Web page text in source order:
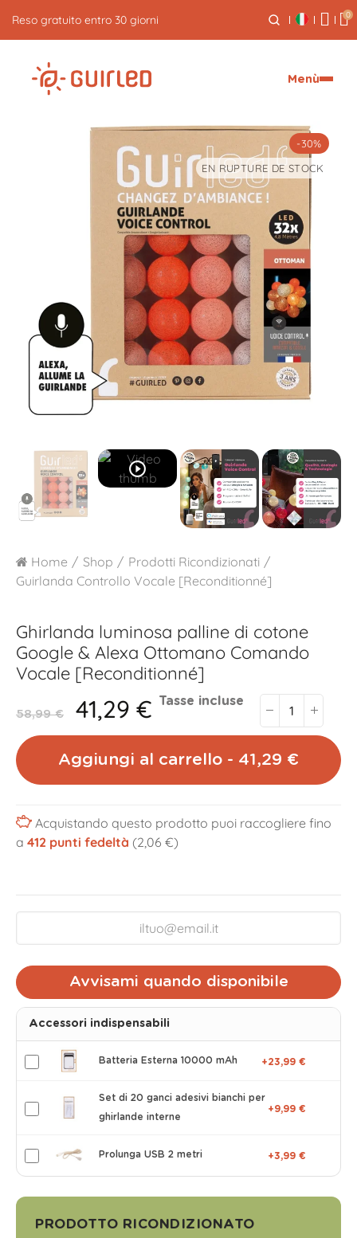
0
Menù
-30%
EN RUPTURE DE STOCK
play_circle_outline
Home Shop
Prodotti Ricondizionati
Guirlanda Controllo Vocale [Reconditionné]
Ghirlanda luminosa palline di cotone
Google & Alexa Ottomano Comando
Vocale [Reconditionné]
58,99 € 41,29 € Tasse incluse
Aggiungi al carrello - 41,29 €
Acquistando questo prodotto puoi raccogliere fino
a 412 punti fedeltà (2,06 €)
Avvisami quando disponibile
Accessori indispensabili
Batteria Esterna 10000 mAh +23,99 €
Set di 20 ganci adesivi bianchi per
ghirlande interne
+9,99 €
Prolunga USB 2 metri +3,99 €
PRODOTTO RICONDIZIONATO